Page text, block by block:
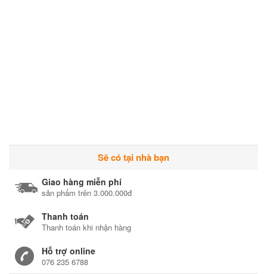
Sẽ có tại nhà bạn
Giao hàng miễn phí
sản phẩm trên 3.000.000đ
Thanh toán
Thanh toán khi nhận hàng
Hỗ trợ online
076 235 6788